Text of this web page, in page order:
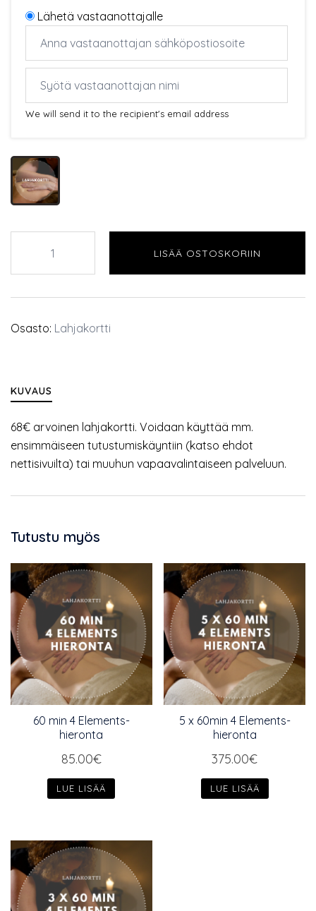
Lähetä vastaanottajalle
We will send it to the recipient's email address
määrä
LISÄÄ OSTOSKORIIN
Osasto: Lahjakortti
KUVAUS
68€ arvoinen lahjakortti. Voidaan käyttää mm.
ensimmäiseen tutustumiskäyntiin (katso ehdot
nettisivuilta) tai muuhun vapaavalintaiseen palveluun.
Tutustu myös
60 min 4 Elements-
hieronta
85.00€
LUE LISÄÄ
5 x 60min 4 Elements-
hieronta
375.00€
LUE LISÄÄ